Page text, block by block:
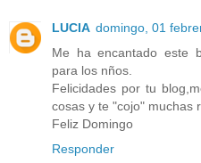
LUCIA domingo, 01
Me ha encantado este
para los nños.
Felicidades por tu
cosas y te "cojo" muchas
Feliz Domingo
Responder